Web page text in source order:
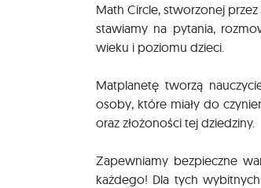
Math Circle, stworzonej
stawiamy na pytania,
wieku i poziomu dzieci.
Matplanetę tworzą
osoby, które miały do
oraz złożoności tej dziedziny.
Zapewniamy bezpieczne
każdego! Dla tych